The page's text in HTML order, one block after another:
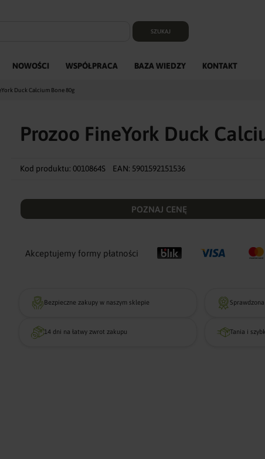
SZUKAJ
NOWOŚCI WSPÓŁPRACA BAZA WIEDZY KONTAKT
Duck Calcium Bone 80g
Prozoo FineYork Duck
Kod produktu: 0010864S EAN: 5901592151536
POZNAJ CENĘ
Akceptujemy formy płatności
Bezpieczne zakupy w naszym sklepie
14 dni na łatwy zwrot zakupu Tania i